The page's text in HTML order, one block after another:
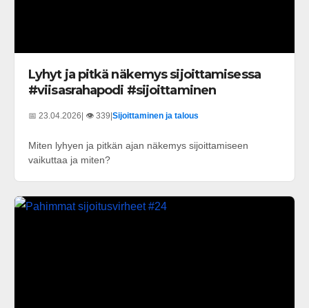
Lyhyt ja pitkä näkemys sijoittamisessa
#viisasrahapodi #sijoittaminen
📅 23.04.2026 | 👁️ 339 Sijoittaminen ja talous
Miten lyhyen ja pitkän ajan näkemys sijoittamiseen
vaikuttaa ja miten?